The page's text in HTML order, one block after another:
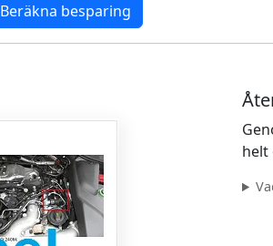
Beräkna besparing
helt